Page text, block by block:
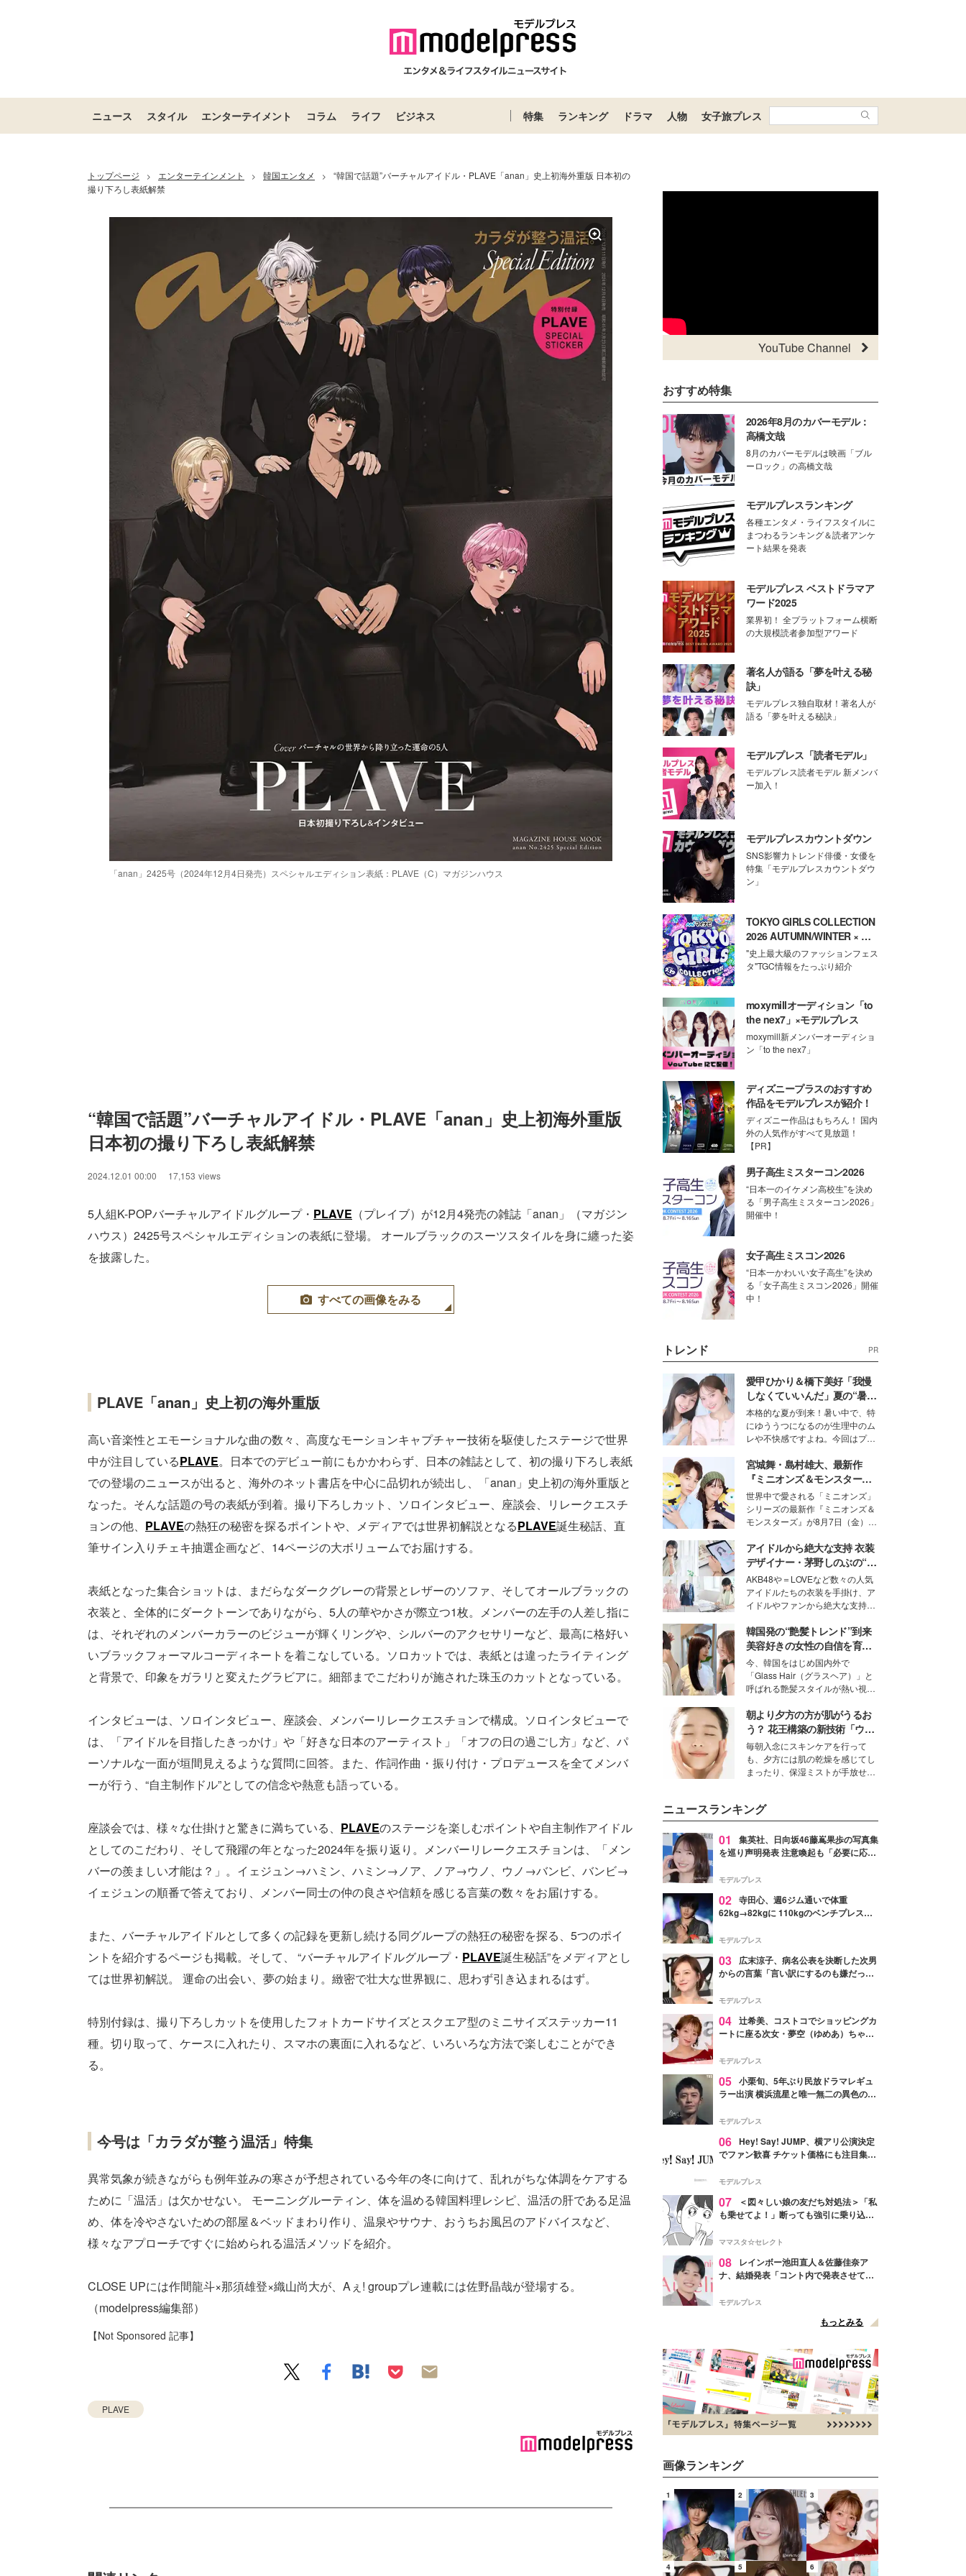
ニュース スタイル エンターテイメント コラム ライフ ビジネス 特集 ランキング ドラマ 人物 女子旅プレス
トップページ > エンターテインメント > 韓国エンタメ >
“韓国で話題”バーチャルアイドル・PLAVE「anan」史上初海外重版 日本初の
撮り下ろし表紙解禁
「anan」2425号（2024年12月4日発売）スペシャルエディション表紙：PLAVE（C）マガジンハウス
“韓国で話題”バーチャルアイドル・PLAVE「anan」史上初海外重版
日本初の撮り下ろし表紙解禁
2024.12.01 00:00 17,153 views
5人組K-POPバーチャルアイドルグループ・ PLAVE （プレイブ）が12月4発売の雑誌「anan」（マガジン
ハウス）2425号スペシャルエディションの表紙に登場。 オールブラックのスーツスタイルを身に纏った姿
を披露した。
すべての画像をみる
PLAVE「anan」史上初の海外重版
高い音楽性とエモーショナルな曲の数々、高度なモーションキャプチャー技術を駆使したステージで世界
中が注目しているPLAVE。日本でのデビュー前にもかかわらず、日本の雑誌として、初の撮り下ろし表紙
での登場のニュースが出ると、海外のネット書店を中心に品切れが続出し、「anan」史上初の海外重版と
なった。そんな話題の号の表紙が到着。撮り下ろしカット、ソロインタビュー、座談会、リレークエスチ
ョンの他、 PLAVEの熱狂の秘密を探るポイントや、メディアでは世界初解説となるPLAVE誕生秘話、直
筆サイン入りチェキ抽選企画など、14ページの大ボリュームでお届けする。
表紙となった集合ショットは、まだらなダークグレーの背景とレザーのソファ、そしてオールブラックの
衣装と、全体的にダークトーンでありながら、5人の華やかさが際立つ1枚。メンバーの左手の人差し指に
は、それぞれのメンバーカラーのビジューが輝くリングや、シルバーのアクセサリーなど、最高に格好い
いブラックフォーマルコーディネートを着こなしている。ソロカットでは、表紙とは違ったライティング
と背景で、印象をガラリと変えたグラビアに。細部までこだわりが施された珠玉のカットとなっている。
インタビューは、ソロインタビュー、座談会、メンバーリレークエスチョンで構成。ソロインタビューで
は、「アイドルを目指したきっかけ」や「好きな日本のアーティスト」「オフの日の過ごし方」など、パ
ーソナルな一面が垣間見えるような質問に回答。また、作詞作曲・振り付け・プロデュースを全てメンバ
ーが行う、“自主制作ドル”としての信念や熱意も語っている。
座談会では、様々な仕掛けと驚きに満ちている、 PLAVEのステージを楽しむポイントや自主制作アイドル
としてのこだわり、そして飛躍の年となった2024年を振り返り。メンバーリレークエスチョンは、「メン
バーの羨ましい才能は？」。イェジュン→ハミン、ハミン→ノア、ノア→ウノ、ウノ→バンビ、バンビ→
イェジュンの順番で答えており、メンバー同士の仲の良さや信頼を感じる言葉の数々をお届けする。
また、バーチャルアイドルとして多くの記録を更新し続ける同グループの熱狂の秘密を探る、5つのポイ
ントを紹介するページも掲載。そして、 “バーチャルアイドルグループ・ PLAVE誕生秘話”をメディアとし
ては世界初解説。 運命の出会い、夢の始まり。緻密で壮大な世界観に、思わず引き込まれるはず。
特別付録は、撮り下ろしカットを使用したフォトカードサイズとスクエア型のミニサイズステッカー11
種。切り取って、ケースに入れたり、スマホの裏面に入れるなど、いろいろな方法で楽しむことができ
る。
今号は「カラダが整う温活」特集
異常気象が続きながらも例年並みの寒さが予想されている今年の冬に向けて、乱れがちな体調をケアする
ために「温活」は欠かせない。 モーニングルーティン、体を温める韓国料理レシピ、温活の肝である足温
め、体を冷やさないための部屋＆ベッドまわり作り、温泉やサウナ、おうちお風呂のアドバイスなど、
様々なアプローチですぐに始められる温活メソッドを紹介。
CLOSE UPには作間龍斗×那須雄登×織山尚大が、Aぇ! groupプレ連載には佐野晶哉が登場する。
（modelpress編集部）
【Not Sponsored 記事】
PLAVE
YouTube Channel
おすすめ特集
2026年8月のカバーモデル：
高橋文哉
8月のカバーモデルは映画「ブル
ーロック」の高橋文哉
モデルプレスランキング
各種エンタメ・ライフスタイルに
まつわるランキング＆読者アンケ
ート結果を発表
モデルプレス ベストドラマア
ワード2025
業界初！ 全プラットフォーム横断
の大規模読者参加型アワード
著名人が語る「夢を叶える秘
訣」
モデルプレス独自取材！著名人が
語る「夢を叶える秘訣」
モデルプレス「読者モデル」
モデルプレス読者モデル 新メンバ
ー加入！
モデルプレスカウントダウン
SNS影響力トレンド俳優・女優を
特集「モデルプレスカウントダウ
ン」
TOKYO GIRLS COLLECTION
2026 AUTUMN/WINTER × モ
デルプレス
"史上最大級のファッションフェス
タ"TGC情報をたっぷり紹介
moxymillオーディション「to
the nex7」×モデルプレス
moxymill新メンバーオーディショ
ン「to the nex7」
ディズニープラスのおすすめ
作品をモデルプレスが紹介！
ディズニー作品はもちろん！ 国内
外の人気作がすべて見放題！
【PR】
男子高生ミスターコン2026
“日本一のイケメン高校生”を決め
る「男子高生ミスターコン2026」
開催中！
女子高生ミスコン2026
“日本一かわいい女子高生”を決め
る「女子高生ミスコン2026」開催
中！
トレンド PR
愛甲ひかり＆橋下美好「我慢
しなくていいんだ」夏の“暑さ
対策”の新しい選択肢とは？
本格的な夏が到来！暑い中で、特
にゆううつになるのが生理中のム
レや不快感ですよね。今回はプラ
モデル・愛甲ひかりさんと橋下美
好さんを迎えて本音で女子会トー
ク。猛暑のお出かけを快適に過ご
すヒントや、2人が感動した夏の
生理の新常識にも迫りました。
宮城舞・島村雄大、最新作
『ミニオンズ＆モンスター
ズ』の魅力熱弁 ハチャメチャ
だけじゃない“友情と絆”に感
動
世界中で愛される「ミニオンズ」
シリーズの最新作『ミニオンズ＆
モンスターズ』が8月7日（金）に
ニオン好き”という共通点を持つモ
デルの宮城舞と島村雄大の特別対
談をお届け！それぞれの視点か
ら、今作ならではの魅力や予想外
の感動をもたらす奥深いストーリ
ーについて熱く語り合ってもらっ
た。
アイドルから絶大な支持 衣装
デザイナー・茅野しのぶの“可
愛い”を作る美学＜「シチズン
クロスシー」インタビュー＞
AKB48や＝LOVEなど数々の人気
アイドルたちの衣装を手掛け、ア
イドルやファンから絶大な支持を
取締役兼クリエイティブディレク
ター・茅野しのぶ。一人ひとりの
個性に寄り添い、魅力を引き出す
衣装作りは、多くの女性たちに勇
気と自信を与え続けている。
韓国発の“艶髪トレンド”到来
美容好きの女性の自信を育む
「ヘアケア事情」って？
今、韓国をはじめ国内外で
「Glass Hair（グラスヘア）」と
呼ばれる艶髪スタイルが熱い視線
ションの完成度を高めるベースと
して、“髪そのものの美しさ”に改
めて注目する人が増えている様
子。今回は、そんな憧れの艶やか
な髪を日常で叶える、美容好きの
女性たちのヘアケア事情を紹介し
朝より夕方の方が肌がうるお
う？ 花王構築の新技術「ウォ
ーターキャプチャリングスキ
ン（捕水肌）」がスキンケア
の常識を変える予感
毎朝入念にスキンケアを行って
も、夕方には肌の乾燥を感じてし
まったり、保湿ミストが手放せな
性を秘めた、革新的な「Water
Capturing Skin（ウォーターキャ
プチャリングスキン：捕水肌）」
技術を、花王が構築した。
ニュースランキング
01
集英社、日向坂46藤嶌果歩の写真集
を巡り声明発表 注意喚起も「必要に応じ
モデルプレス
02 寺田心、週6ジム通いで体重
62kg→82kgに 110kgのベンチプレス持
「かっこいい」と反響
モデルプレス
03
広末涼子、病名公表を決断した次男
からの言葉「言い訳にするのも嫌だっ
モデルプレス
04 辻希美、コストコでショッピングカ
ートに座る次女・夢空（ゆめあ）ちゃん
ぎ」「成長を感じる」の声
モデルプレス
05 小栗旬、5年ぶり民放ドラマレギュ
ラー出演 横浜流星と唯一無二の異色のバ
モデルプレス
06 Hey! Say! JUMP、横アリ公演決定
でファン歓喜 チケット価格にも注目集ま
モデルプレス
07
＜図々しい娘の友だち対処法＞「私
も乗せてよ！」断っても強引に乗り込ん
ママスタ☆セレクト
08
レインボー池田直人＆佐藤佳奈ア
ナ、結婚発表「コント内で発表させてい
点変更のため
モデルプレス
もっとみる
画像ランキング
1 2 3
4 5 6